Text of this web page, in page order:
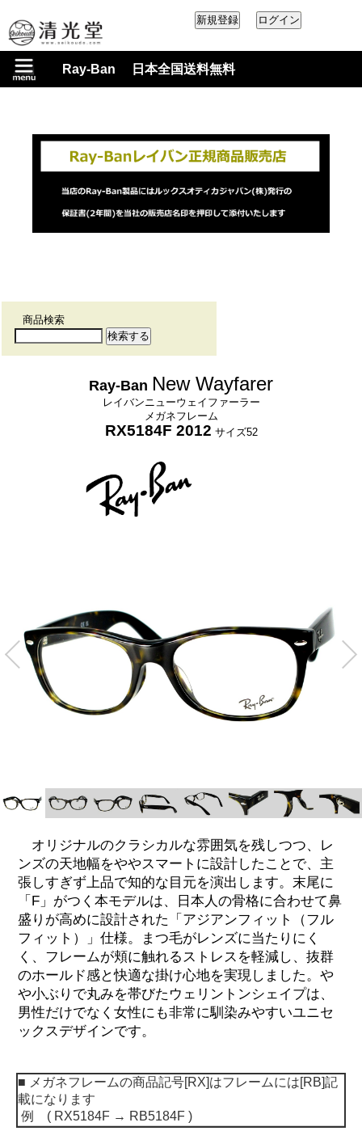
Ray-Ban 日本全国送料無料
商品検索
Ray-Ban New Wayfarer
レイバンニューウェイファーラー
メガネフレーム
RX5184F 2012 サイズ52
オリジナルのクラシカルな雰囲気を残しつつ、レ
ンズの天地幅をややスマートに設計したことで、主
張しすぎず上品で知的な目元を演出します。末尾に
「F」がつく本モデルは、日本人の骨格に合わせて鼻
盛りが高めに設計された「アジアンフィット（フル
フィット）」仕様。まつ毛がレンズに当たりにく
く、フレームが頬に触れるストレスを軽減し、抜群
のホールド感と快適な掛け心地を実現しました。や
や小ぶりで丸みを帯びたウェリントンシェイプは、
男性だけでなく女性にも非常に馴染みやすいユニセ
ックスデザインです。
■ メガネフレームの商品記号[RX]はフレームには[RB]記
載になります
例 ( RX5184F → RB5184F )